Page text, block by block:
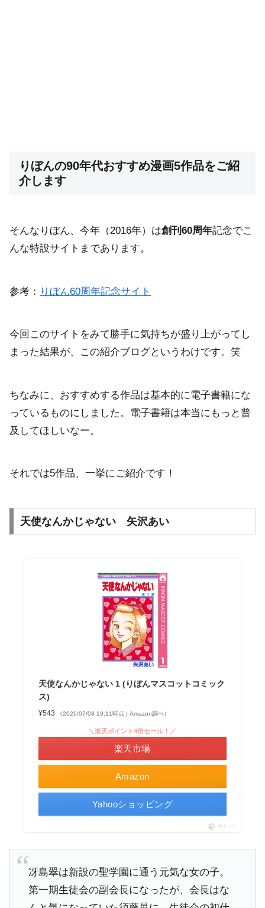
りぼんの90年代おすすめ漫画5作品をご紹
介します
そんなりぼん、今年（2016年）は創刊60周年記念でこ
んな特設サイトまであります。
参考： りぼん60周年記念サイト
今回このサイトをみて勝手に気持ちが盛り上がってし
まった結果が、この紹介ブログというわけです。笑
ちなみに、おすすめする作品は基本的に電子書籍にな
っているものにしました。電子書籍は本当にもっと普
及してほしいなー。
それでは5作品、一挙にご紹介です！
天使なんかじゃない 矢沢あい
天使なんかじゃない 1 (りぼんマスコットコミック
ス)
¥543 （2026/07/08 19:11時点 | Amazon調べ）
Amazon
＼楽天ポイント4倍セール！／
楽天市場
Yahooショッピング
ポチップ
冴島翠は新設の聖学園に通う元気な女の子。
第一期生徒会の副会長になったが、会長はな